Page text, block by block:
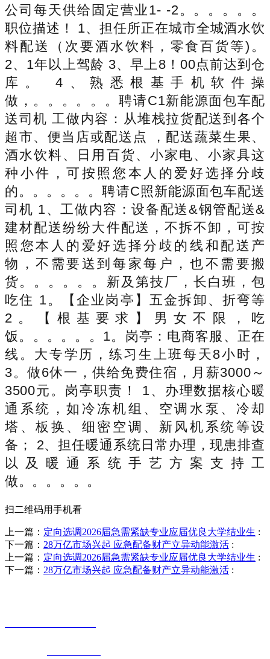
公司每天供给固定营业1- -2。。。。。。
职位描述！ 1、担任所正在城市全城酒水饮
料配送（次要酒水饮料，零食百货等)。
2、1年以上驾龄 3、早上8！00点前达到仓
库。 4、熟悉根基手机软件操
做，。。。。。。聘请C1新能源面包车配
送司机 工做内容：从堆栈拉货配送到各个
超市、便当店或配送点 ，配送蔬菜生果、
酒水饮料、日用百货、小家电、小家具这
种小件，可按照您本人的爱好选择分歧
的。。。。。。聘请C照新能源面包车配送
司机 1、工做内容：设备配送&钢管配送&
建材配送纷纷大件配送，不拆不卸，可按
照您本人的爱好选择分歧的线和配送产
物，不需要送到每家每户，也不需要搬
货。。。。。。新及第技厂，长白班，包
吃住 1。【企业岗亭】五金拆卸、折弯等
2。【根基要求】男女不限，吃
饭。。。。。。1。岗亭：电商客服、正在
线。大专学历，练习生上班每天8小时，
3。做6休一，供给免费住宿，月薪3000～
3500元。岗亭职责！ 1、办理数据核心暖
通系统，如冷冻机组、空调水泵、冷却
塔、板换、细密空调、新风机系统等设
备； 2、担任暖通系统日常办理，现患排查
以及暖通系统手艺方案支持工
做。。。。。。
扫二维码用手机看
上一篇： 定向选调2026届急需紧缺专业应届优良大学结业生 :
下一篇： 28万亿市场兴起 应急配备财产立异动能激活 :
上一篇： 定向选调2026届急需紧缺专业应届优良大学结业生 :
下一篇： 28万亿市场兴起 应急配备财产立异动能激活 :